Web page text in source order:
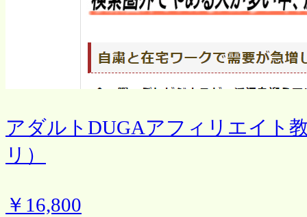
アダルトDUGAアフィリエイト
リ）
￥16,800